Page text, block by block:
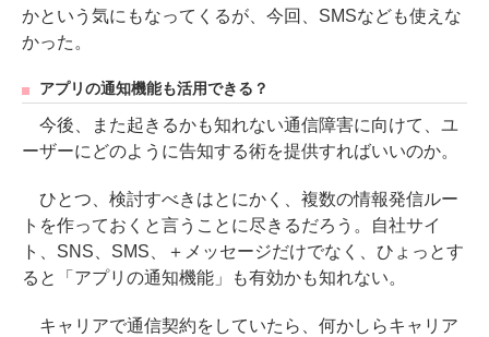
かという気にもなってくるが、今回、SMSなども使えな
かった。
アプリの通知機能も活用できる？
今後、また起きるかも知れない通信障害に向けて、ユ
ーザーにどのように告知する術を提供すればいいのか。
ひとつ、検討すべきはとにかく、複数の情報発信ルー
トを作っておくと言うことに尽きるだろう。自社サイ
ト、SNS、SMS、＋メッセージだけでなく、ひょっとす
ると「アプリの通知機能」も有効かも知れない。
キャリアで通信契約をしていたら、何かしらキャリア